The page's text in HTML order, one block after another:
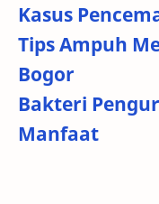
Kasus
Tips Ampuh
Bogor
Bakteri
Manfaat